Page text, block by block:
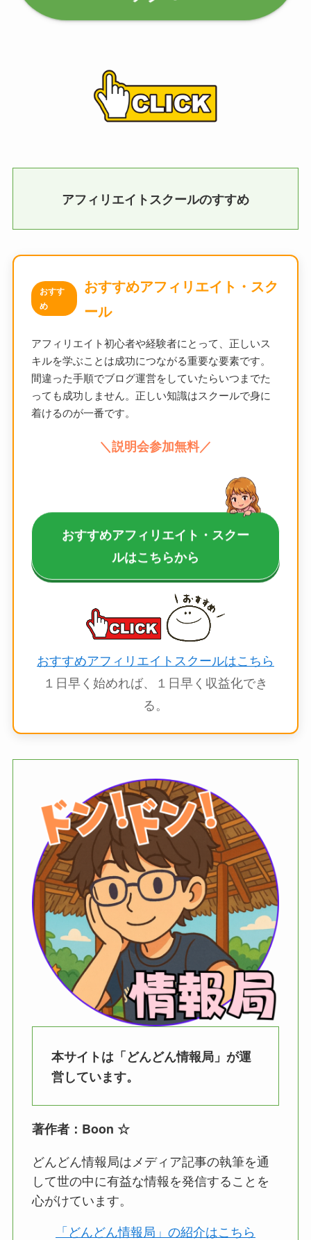
アフィリエイトスクールのすすめ
おすす
め
おすすめアフィリエイト・スク
ール
アフィリエイト初心者や経験者にとって、正しいス
キルを学ぶことは成功につながる重要な要素です。
間違った手順でブログ運営をしていたらいつまでた
っても成功しません。正しい知識はスクールで身に
着けるのが一番です。
＼説明会参加無料／
おすすめアフィリエイト・スクー
ルはこちらから
おすすめアフィリエイトスクールはこちら
１日早く始めれば、１日早く収益化でき
る。
本サイトは「どんどん情報局」が運
営しています。
著作者：Boon ☆
どんどん情報局はメディア記事の執筆を通
して世の中に有益な情報を発信することを
心がけています。
「どんどん情報局」の紹介はこちら